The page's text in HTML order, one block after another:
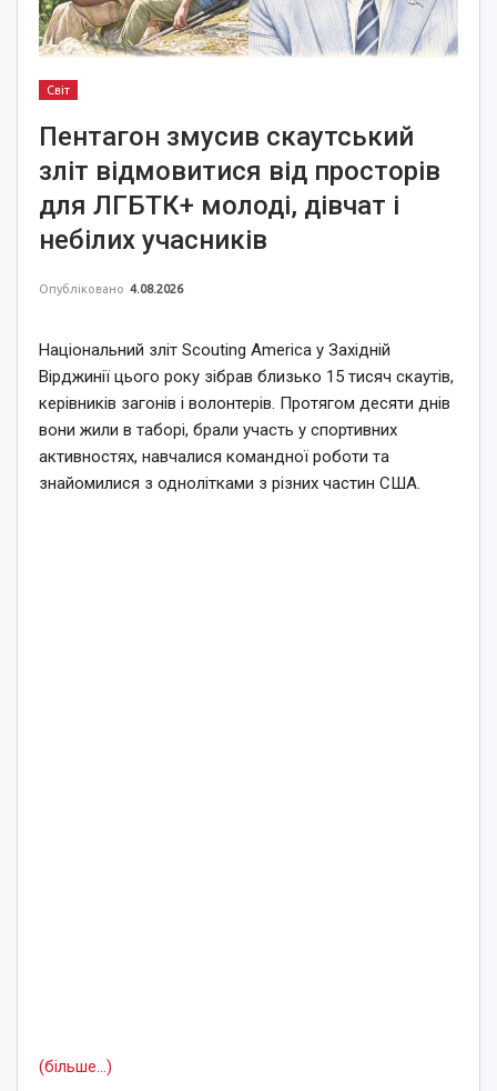
Світ
Пентагон змусив скаутський
зліт відмовитися від просторів
для ЛГБТК+ молоді, дівчат і
небілих учасників
Опубліковано 4.08.2026
Національний зліт Scouting America у Західній
Вірджинії цього року зібрав близько 15 тисяч скаутів,
керівників загонів і волонтерів. Протягом десяти днів
вони жили в таборі, брали участь у спортивних
активностях, навчалися командної роботи та
знайомилися з однолітками з різних частин США.
(більше…)